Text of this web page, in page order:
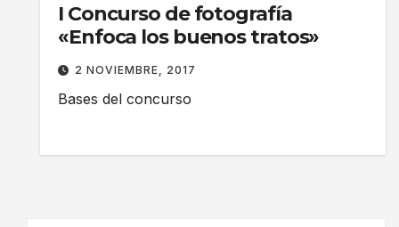
I Concurso de fotografía
«Enfoca los buenos tratos»
2 NOVIEMBRE, 2017
Bases del concurso